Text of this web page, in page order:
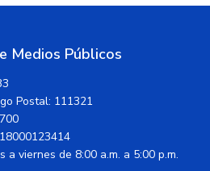
Medios Públicos
Postal: 111321
a viernes de 8:00 a.m. a 5:00 p.m.